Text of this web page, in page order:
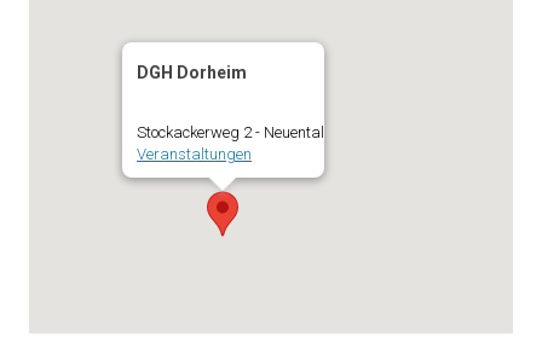
DGH Dorheim
Stockackerweg 2 - Neuental
Veranstaltungen